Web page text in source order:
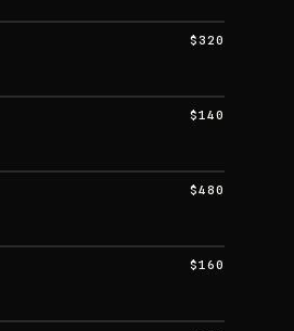
$320
$140
$480
$160